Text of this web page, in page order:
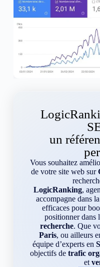
un
Vous souhaitez
de votre site web sur
LogicRanking,
accompagne dans
efficaces pour
positionner dans
recherche. Que
Paris, ou ailleurs
équipe d’experts en
objectifs detrafic
et